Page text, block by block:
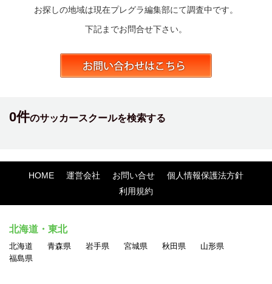
お探しの地域は現在プレグラ編集部にて調査中です。
下記までお問合せ下さい。
0件のサッカースクールを検索する
HOME 運営会社 お問い合せ
個人情報保護法方針
利用規約
北海道・東北
北海道 青森県 岩手県 宮城県 秋田県
山形県
福島県